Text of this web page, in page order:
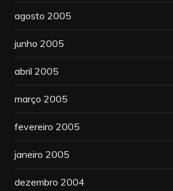
agosto 2005
junho 2005
abril 2005
março 2005
fevereiro 2005
janeiro 2005
dezembro 2004